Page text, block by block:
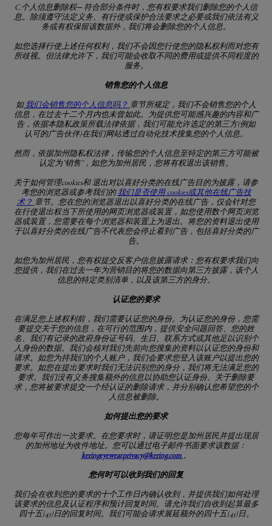
C.个人信息删除权─ 符合部分条件时，您有权要求我们删除您的个人信
息。除须遵守法定义务、有行使或保护合法要求之必要或我们依法有义
务或有权保留该数据外，我们将会删除您的个人信息。
如您选择行使上述任何权利，我们不会因您行使您的隐私权利而对您有
所歧视。但法律允许下，我们可能会收取不同的费用或提供不同程度的
服务。
销售您的个人信息
如 我们会销售您的个人信息吗？ 章节所规定，我们不会销售您的个人
信息，在过去十二个月内也未曾如此。为提供您可能感兴趣的内容和广
告，依据本隐私政策所载法律依据，我们可能允许选定的第三方(例如
认可的广告伙伴)在我们网站透过自动化技术搜集您的个人信息。
然而，依据加州隐私权法律，传输您的个人信息至特定的第三方可能被
认定为”销售”，如您为加州居民，您将有权退出该销售。
关于如何管理cookies和 退出对以喜好分类的在线广告目的为披露，请参
考您的浏览器或参考我们的我们是否使用 cookies或其他在线广告技
术？ 章节。您在您的浏览器退出以喜好分类的在线广告，仅会针对您
在行使退出权当下所使用的网页浏览器或装置，如您使用数个网页浏览
器或装置，您需要在每个浏览器和装置上为退出。将您的资料退出使用
于以喜好分类的在线广告不代表您会停止看到广告，包括喜好分类的广
告。
如您为加州居民，您有权提交反客户信息披露请求：您有权要求我们向
您提供，我们在过去一年为营销目的将您的数据向第三方披露，该个人
信息的特定类别清单，以及该第三方的身分。
认证您的要求
在满足您上述权利前，我们需要认证您的身份。为认证您的身份，您需
要提交关于您的信息，在可行的范围内，提供安全问题回答、您的姓
名、我们有记录的政府身份证号码、生日、联系方式或其他足以识别个
人身份的数据。我们会核对我们先前向您搜集的资料以认证您的身份和
请求。如您为持我们的个人账户，我们会要求您登入该账户以提出您的
要求。如您在提出要求时我们无法识别您的身分，我们将无法满足您的
要求。我们没有义务搜集额外的信息以协助您认证身份。关于删除要
求，您将被要求提交一个经认证的删除请求，并分别确认您希望您的个
人信息被删除。
如何提出您的要求
您每年可作出一次要求。在您要求时，请证明您是加州居民并提出现居
的加州地址为收件地址。您可以通过电子邮件书面要求该数据：
keringeyewear.privacy@kering.com 。
您何时可以收到我们的回复
我们会在收到您的要求的十个工作日内确认收到，并提供我们如何处理
该要求的信息及认证程序和预计回复时间。请允许我们自收到起算最多
四十五(45)日的回复时间。我们可能会请求展延额外的四十五(45)日。